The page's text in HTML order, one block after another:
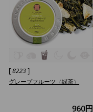
[8223]
グレープフルーツ（緑茶）
960円